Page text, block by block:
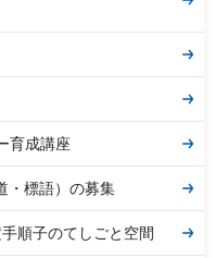
育成講座
・標語）の募集
順子のてしごと空間